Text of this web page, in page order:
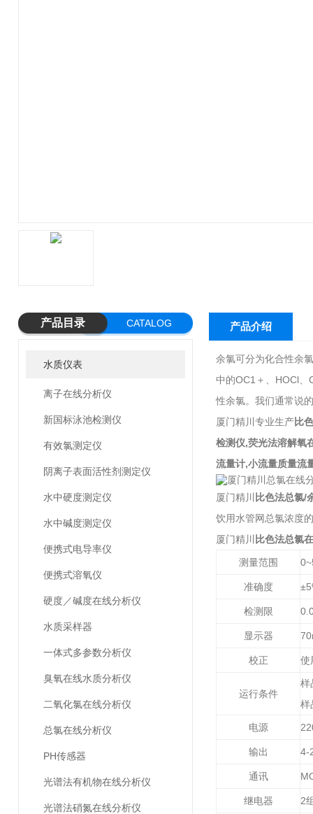
产品目录 CATALOG
水质仪表
离子在线分析仪
新国标泳池检测仪
有效氯测定仪
阴离子表面活性剂测定仪
水中硬度测定仪
水中碱度测定仪
便携式电导率仪
便携式溶氧仪
硬度／碱度在线分析仪
水质采样器
一体式多参数分析仪
臭氧在线水质分析仪
二氧化氯在线分析仪
总氯在线分析仪
PH传感器
光谱法有机物在线分析仪
光谱法硝氮在线分析仪
产品介绍
余氯可分为化合性余
中的OC1＋、HOCl、
性余氯。我们通常说
厦门精川专业生产比
检测仪,荧光法溶解氧
流量计,小流量质量流
厦门精川 比色法总氯/
饮用水管网总氯浓度
厦门精川 比色法总氯
测量范围
准确度
检测限
显示器
校正 使
运行条件
样
样
电源
输出 4-
通讯
继电器 2